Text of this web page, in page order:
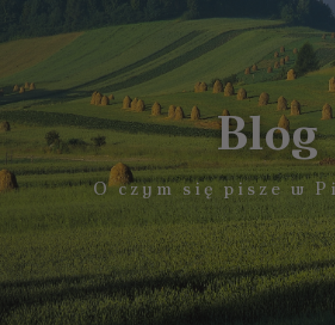
Blog
O czym się pisze w